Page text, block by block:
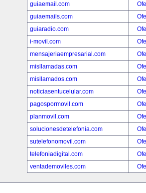
guiaemail.com
guiaemails.com
guiaradio.com
i-movil.com
mensajeriaempresarial.com
misllamadas.com
misllamados.com
noticiasentucelular.com
pagospormovil.com
planmovil.com
solucionesdetelefonia.com
sutelefonomovil.com
telefoniadigital.com
ventademoviles.com